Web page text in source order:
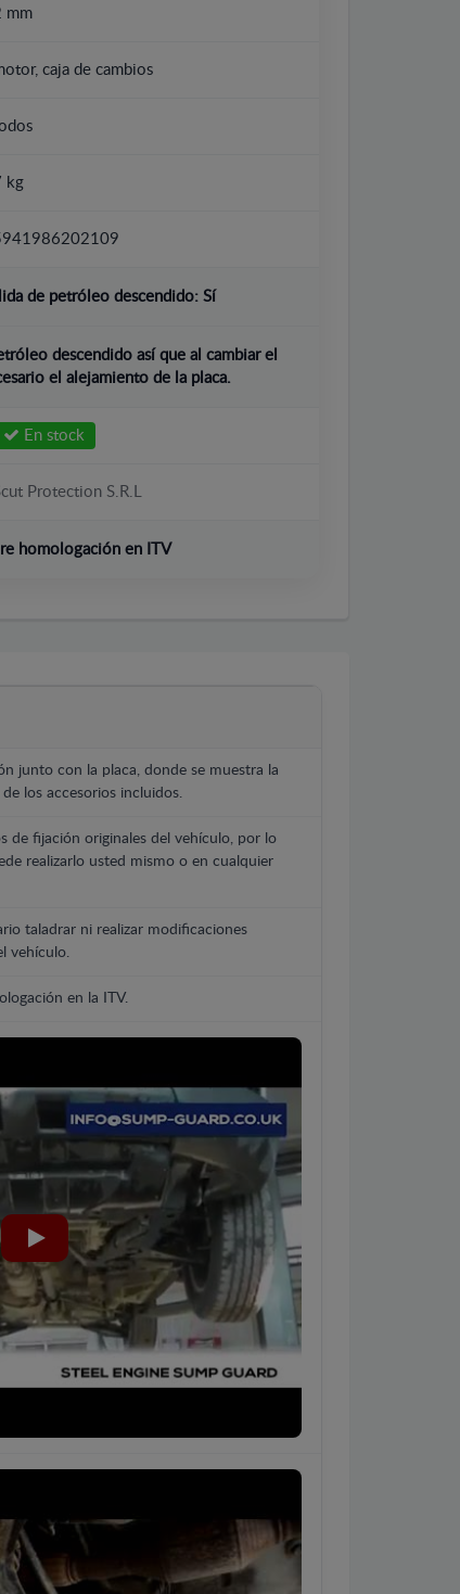
mm
caja de cambios
kg
de petróleo descendido: Sí
descendido así que al cambiar el
el alejamiento de la placa.
En stock
Protection S.R.L
homologación en ITV
junto con la placa, donde se muestra la
los accesorios incluidos.
de fijación originales del vehículo, por lo
realizarlo usted mismo o en cualquier
taladrar ni realizar modificaciones
vehículo.
en la ITV.